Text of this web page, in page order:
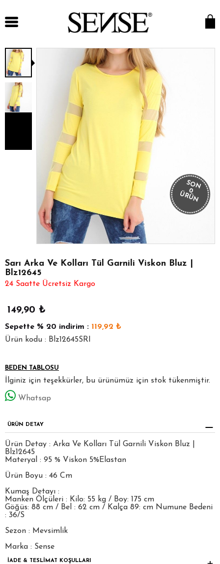
SON
0
ÜRÜN
Sarı Arka Ve Kolları Tül Garnili Viskon Bluz |
Blz12645
24 Saatte Ücretsiz Kargo
149,90 ₺
Sepette % 20 indirim : 119,92 ₺
Ürün kodu : Blz12645SRI
BEDEN TABLOSU
İlginiz için teşekkürler, bu ürünümüz için stok tükenmiştir.
Whatsap
ÜRÜN DETAY
Ürün Detay : Arka Ve Kolları Tül Garnili Viskon Bluz |
Blz12645
Materyal : 95 % Viskon 5%Elastan
Ürün Boyu : 46 Cm
Kumaş Detayı :
Manken Ölçüleri : Kilo: 55 kg / Boy: 175 cm
Göğüs: 88 cm / Bel : 62 cm / Kalça 89: cm Numune Bedeni
: 36/S
Sezon : Mevsimlik
Marka : Sense
İADE & TESLİMAT KOŞULLARI